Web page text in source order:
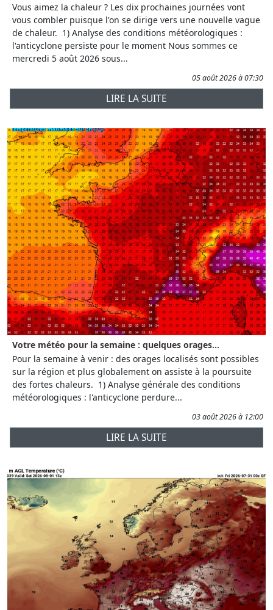
Vous aimez la chaleur ? Les dix prochaines journées vont
vous combler puisque l'on se dirige vers une nouvelle vague
de chaleur. 1) Analyse des conditions météorologiques :
l'anticyclone persiste pour le moment Nous sommes ce
mercredi 5 août 2026 sous...
05 août 2026 à 07:30
LIRE LA SUITE
Votre météo pour la semaine : quelques orages...
Pour la semaine à venir : des orages localisés sont possibles
sur la région et plus globalement on assiste à la poursuite
des fortes chaleurs. 1) Analyse générale des conditions
météorologiques : l'anticyclone perdure...
03 août 2026 à 12:00
LIRE LA SUITE